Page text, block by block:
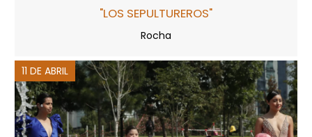
"LOS SEPULTUREROS"
Rocha
11 DE ABRIL